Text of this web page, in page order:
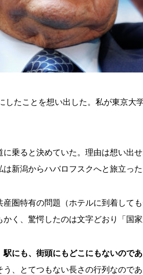
たことを想い出した。私が東京大
乗ると決めていた。理由は想い出
新潟からハバロフスクへと旅立っ
圏特有の問題（ホテルに到着して
く、驚愕したのは文字どおり「国
にも、街頭にもどこにもないのであ
、とてつもない長さの行列なので